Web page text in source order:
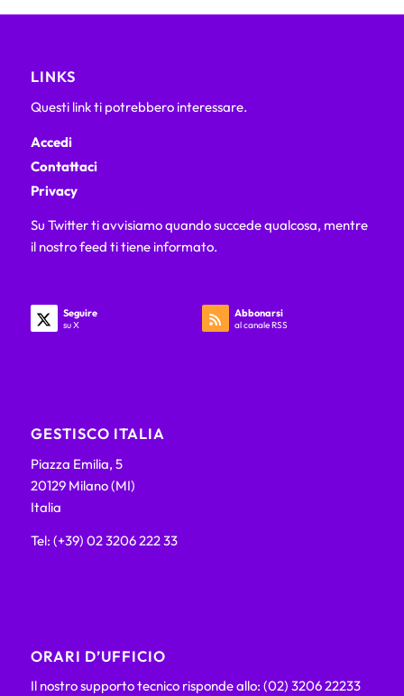
LINKS
Questi link ti potrebbero interessare.
Accedi
Contattaci
Privacy
Su Twitter ti avvisiamo quando succede qualcosa, mentre
il nostro feed ti tiene informato.
Seguire
su X
Abbonarsi
al canale RSS
GESTISCO ITALIA
Piazza Emilia, 5
20129 Milano (MI)
Italia
Tel: (+39) 02 3206 222 33
ORARI D’UFFICIO
Il nostro supporto tecnico risponde allo: (02) 3206 22233